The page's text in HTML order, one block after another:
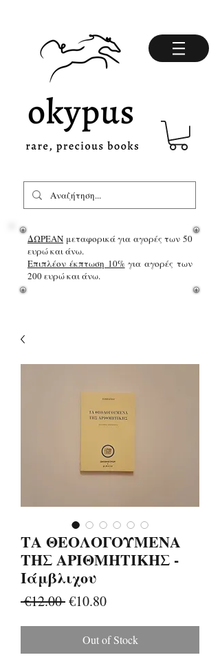
ΔΩΡΕΑΝ μεταφορικά για αγορές των 50
ευρώ και άνω.
Επιπλέον έκπτωση 10%για αγορές των
200 ευρώ και άνω.
ΤΑ ΘΕΟΛΟΓΟΥΜΕΝΑ
ΤΗΣ ΑΡΙΘΜΗΤΙΚΗΣ -
Ιάμβλιχου
€12.00 Regular
€10.80Sale
Out of Stock